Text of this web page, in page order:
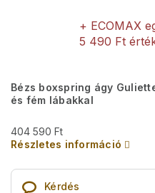
+ ECOMAX
5 490 Ft
Bézs boxspring ágy
és fém lábakkal
404 590 Ft
Részletes információ
Kérdés